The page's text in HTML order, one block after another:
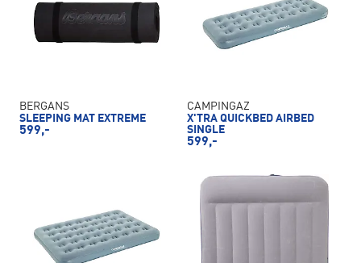
BERGANS
SLEEPING MAT EXTREME
599,-
CAMPINGAZ
X'TRA QUICKBED AIRBED
SINGLE
599,-